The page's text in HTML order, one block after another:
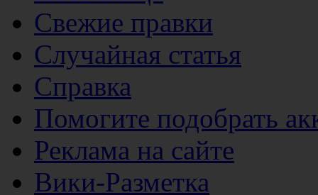
Свежие правки
Случайная статья
Справка
Помогите подобрать
Реклама на сайте
Вики-Разметка